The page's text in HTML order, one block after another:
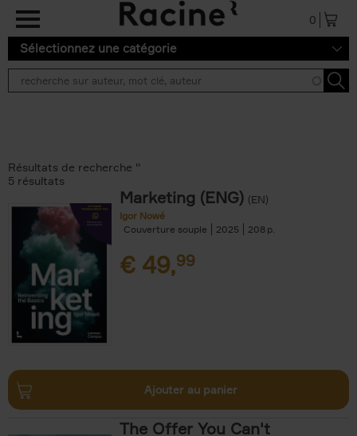
Aller au contenu principal
0
Sélectionnez une catégorie
Résultats de recherche ''
5 résultats
Marketing (ENG) (EN)
Igor Nowé
Couverture souple
2025 208
€ 49,99
Ajouter au panier
The Offer You Can't